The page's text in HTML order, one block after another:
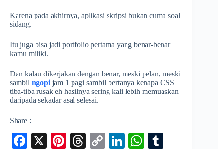
Karena pada akhirnya, aplikasi skripsi bukan cuma soal
sidang.
Itu juga bisa jadi portfolio pertama yang benar-benar
kamu miliki.
Dan kalau dikerjakan dengan benar, meski pelan, meski
sambil ngopi jam 1 pagi sambil bertanya kenapa CSS
tiba-tiba rusak eh hasilnya sering kali lebih memuaskan
daripada sekadar asal selesai.
Share :
Fa X
Pi
T
C
Li
W